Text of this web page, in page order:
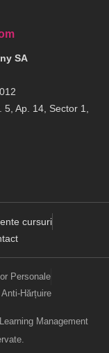
SA
Ap. 14, Sector 1,
cursuri
Personale
Hărțuire
Management